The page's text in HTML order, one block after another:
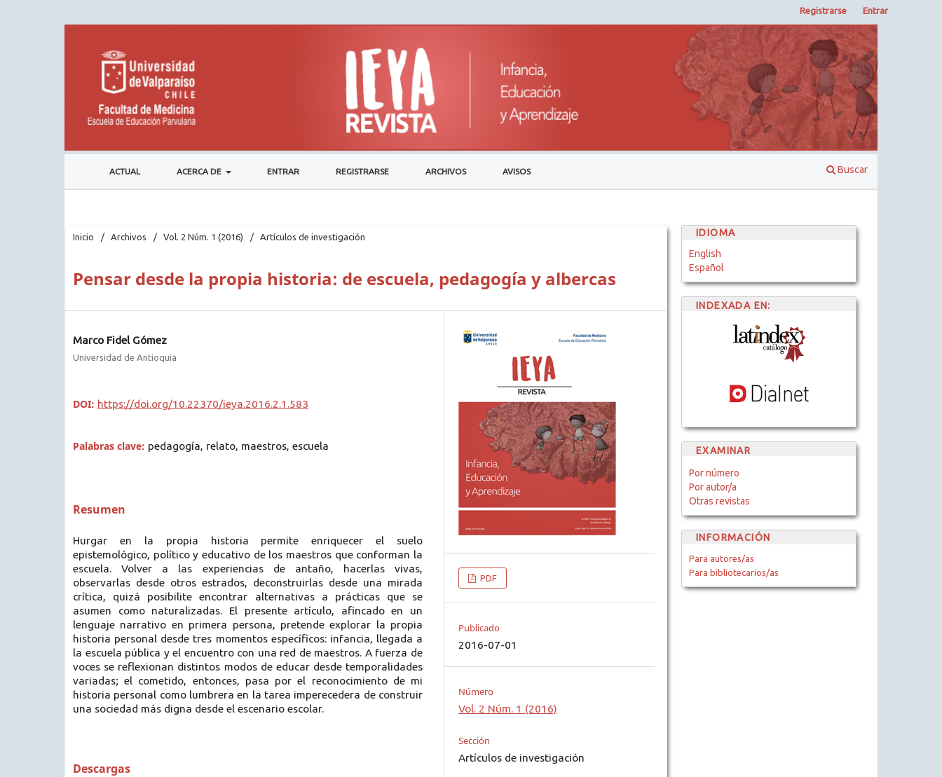
ACTUAL ACERCA DE ENTRAR REGISTRARSE ARCHIVOS AVISOS Buscar
Registrarse Entrar
Inicio / Archivos / Vol. 2 Núm. 1 (2016) / Artículos de investigación
Pensar desde la propia historia: de escuela, pedagogía y albercas
Marco Fidel Gómez
Universidad de Antioquia
DOI: https://doi.org/10.22370/ieya.2016.2.1.583
Palabras clave: pedagogía, relato, maestros, escuela
Resumen
Hurgar en la propia historia permite enriquecer el suelo
epistemológico, político y educativo de los maestros que conforman la
escuela. Volver a las experiencias de antaño, hacerlas vivas,
observarlas desde otros estrados, deconstruirlas desde una mirada
crítica, quizá posibilite encontrar alternativas a prácticas que se
asumen como naturalizadas. El presente artículo, afincado en un
lenguaje narrativo en primera persona, pretende explorar la propia
historia personal desde tres momentos específicos: infancia, llegada a
la escuela pública y el encuentro con una red de maestros. A fuerza de
voces se reflexionan distintos modos de educar desde temporalidades
variadas; el cometido, entonces, pasa por el reconocimiento de mi
historia personal como lumbrera en la tarea imperecedera de construir
una sociedad más digna desde el escenario escolar.
Descargas
PDF
Publicado
2016-07-01
Número
Vol. 2 Núm. 1 (2016)
Sección
Artículos de investigación
IDIOMA
English
Español
INDEXADA EN:
EXAMINAR
Por número
Por autor/a
Otras revistas
INFORMACIÓN
Para autores/as
Para bibliotecarios/as